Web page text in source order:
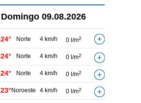
Domingo 09.08.2026
24° Norte 4 km/h 0 l/m2
24° Norte 4 km/h 0 l/m2
24° Norte 4 km/h 0 l/m2
23° Noroeste 4 km/h 0 l/m2